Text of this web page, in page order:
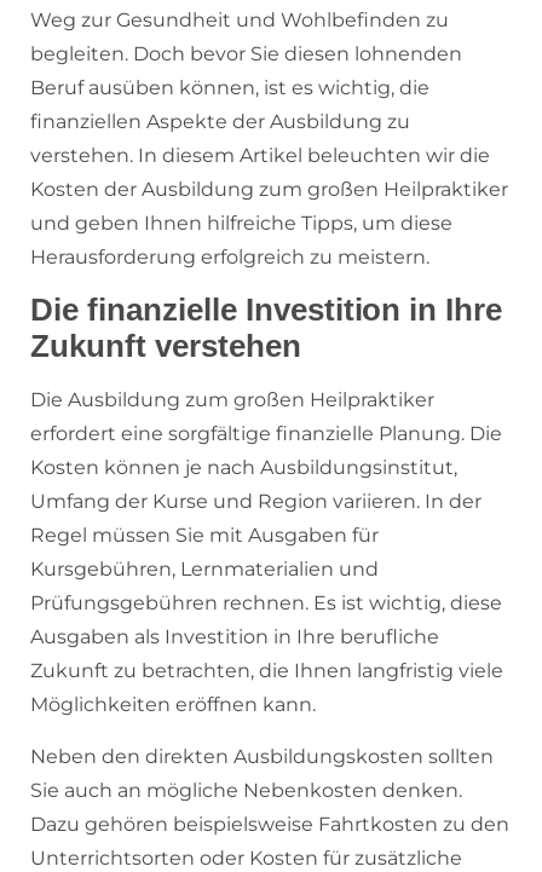
Weg zur Gesundheit und Wohlbefinden zu
begleiten. Doch bevor Sie diesen lohnenden
Beruf ausüben können, ist es wichtig, die
finanziellen Aspekte der Ausbildung zu
verstehen. In diesem Artikel beleuchten wir die
Kosten der Ausbildung zum großen Heilpraktiker
und geben Ihnen hilfreiche Tipps, um diese
Herausforderung erfolgreich zu meistern.
Die finanzielle Investition in Ihre
Zukunft verstehen
Die Ausbildung zum großen Heilpraktiker
erfordert eine sorgfältige finanzielle Planung. Die
Kosten können je nach Ausbildungsinstitut,
Umfang der Kurse und Region variieren. In der
Regel müssen Sie mit Ausgaben für
Kursgebühren, Lernmaterialien und
Prüfungsgebühren rechnen. Es ist wichtig, diese
Ausgaben als Investition in Ihre berufliche
Zukunft zu betrachten, die Ihnen langfristig viele
Möglichkeiten eröffnen kann.
Neben den direkten Ausbildungskosten sollten
Sie auch an mögliche Nebenkosten denken.
Dazu gehören beispielsweise Fahrtkosten zu den
Unterrichtsorten oder Kosten für zusätzliche